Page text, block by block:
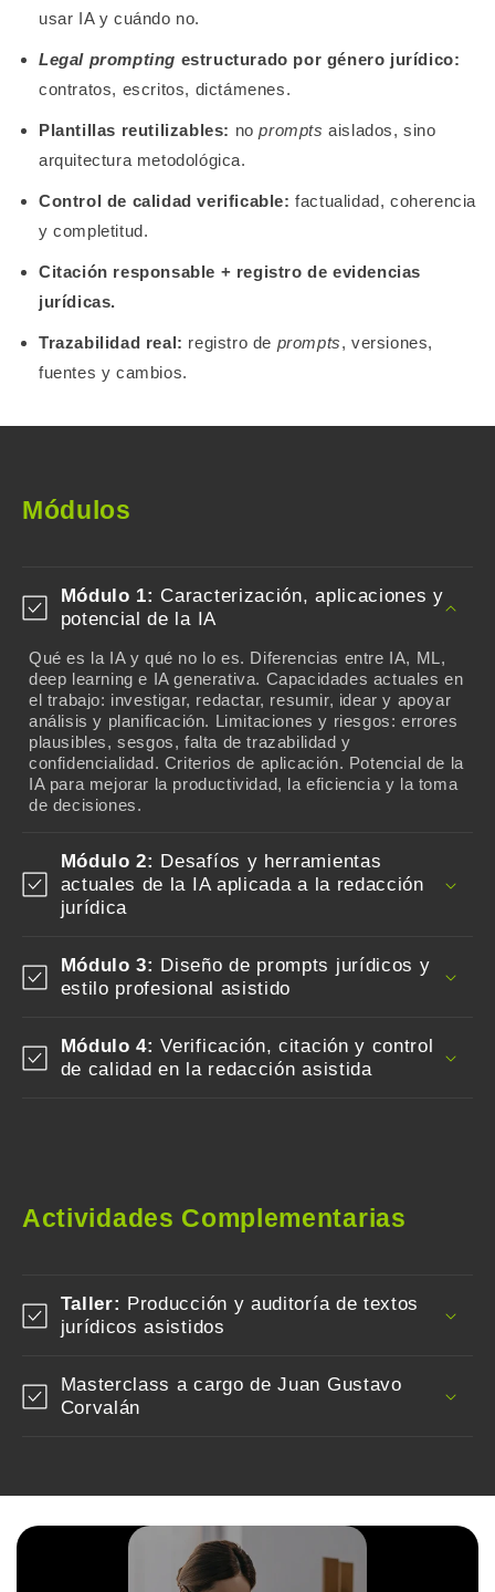
usar IA y cuándo no.
Legal prompting estructurado por género jurídico:
contratos, escritos, dictámenes.
Plantillas reutilizables: noprompts aislados, sino
arquitectura metodológica.
Control de calidad verificable:factualidad, coherencia
y completitud.
Citación responsable + registro de evidencias
jurídicas.
Trazabilidad real: registro de prompts, versiones,
fuentes y cambios.
Módulos
Módulo 1: Caracterización, aplicaciones y
potencial de la IA
Qué es la IA y qué no lo es. Diferencias entre IA, ML,
deep learning e IA generativa. Capacidades actuales en
el trabajo: investigar, redactar, resumir, idear y apoyar
análisis y planificación. Limitaciones y riesgos: errores
plausibles, sesgos, falta de trazabilidad y
confidencialidad. Criterios de aplicación. Potencial de la
IA para mejorar la productividad, la eficiencia y la toma
de decisiones.
Módulo 2: Desafíos y herramientas
actuales de la IA aplicada a la redacción
jurídica
Módulo 3: Diseño de prompts jurídicos y
estilo profesional asistido
Módulo 4: Verificación, citación y control
de calidad en la redacción asistida
Actividades Complementarias
Taller: Producción y auditoría de textos
jurídicos asistidos
Masterclass a cargo de Juan Gustavo
Corvalán